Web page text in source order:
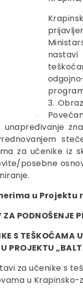
3.
za učenike iz
posebne
u Projektu
PODNOŠENJE
S
PROJEKTU
za učenike s
u